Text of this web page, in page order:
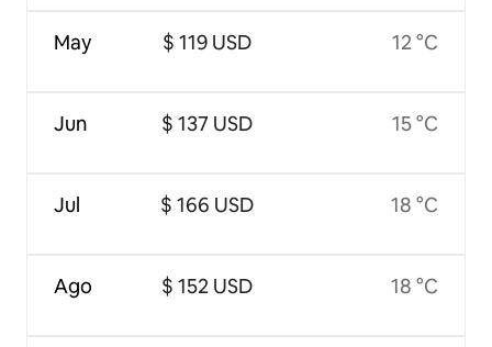
May
Jun
Jul
Ago
$ 119 USD
$ 137 USD
$ 166 USD
$ 152 USD
12 °C
15 °C
18 °C
18 °C